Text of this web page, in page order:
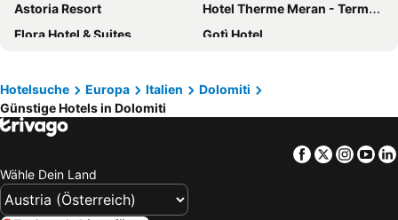
Astoria Resort
Hotel Therme Meran - Terme Merano
Flora Hotel & Suites
Gotì Hotel
Grand Hotel Liberty
Hotel Villa Laurus
Quellenhof Luxury Resort Passeier
City Hotel Merano
Parkhotel Laurin
Aktiv Hotel Eden
Blu Senales Active & Family Resort
Hotelsuche Europa Italien
Dolomiti
Günstige Hotels in Dolomiti
Facebook
Twitter
Wähle Dein Land